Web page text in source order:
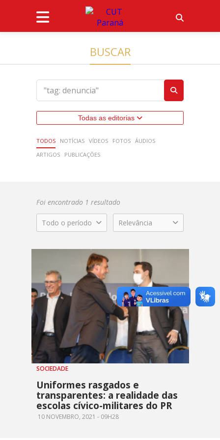
BUSCAR
Todas as editorias
TODOS NOTÍCIAS VÍDEOS FOTOS ÁUDIOS
ARTIGOS
PUBLICAÇÕES
Foi encontrado 1 resultado
Todo o período Relevância
SOCIEDADE
Uniformes rasgados e
transparentes: a realidade das
escolas cívico-militares do PR
10 NOVEMBRO, 2021 - 09H28